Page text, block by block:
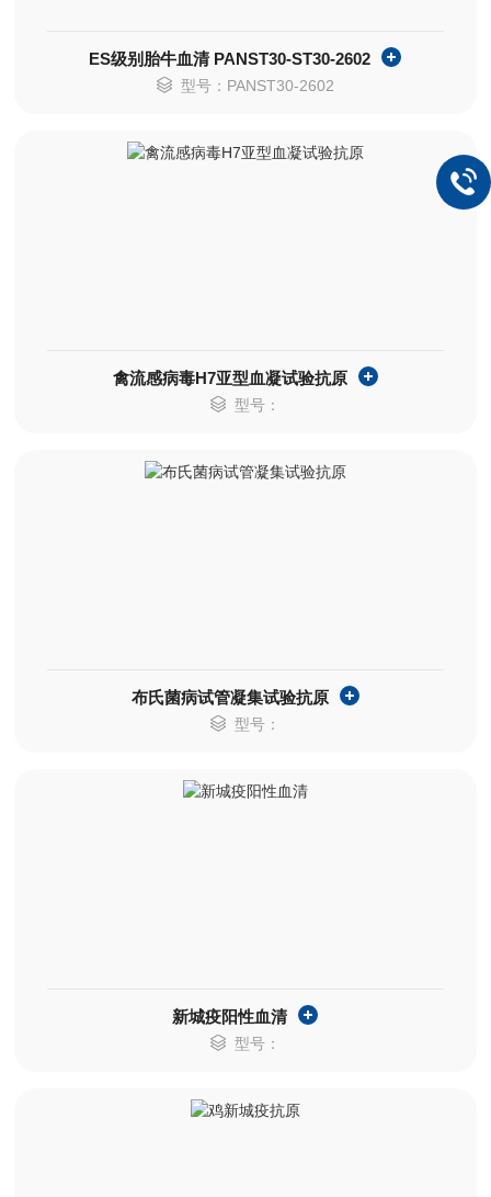
ES级别胎牛血清 PANST30-ST30-2602
型号：PANST30-2602
禽流感病毒H7亚型血凝试验抗原
型号：
布氏菌病试管凝集试验抗原
型号：
新城疫阳性血清
型号：